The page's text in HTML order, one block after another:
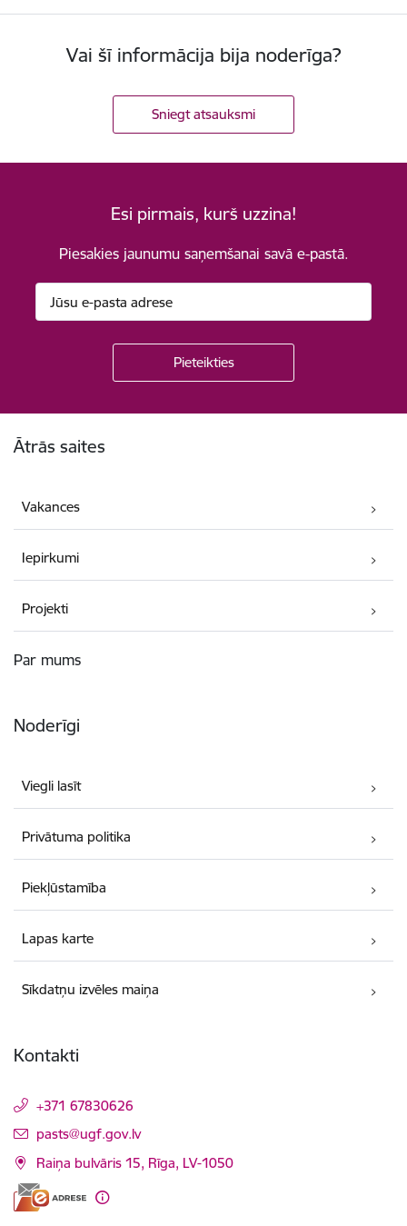
Vai šī informācija bija noderīga?
Sniegt atsauksmi
Esi pirmais, kurš uzzina!
Piesakies jaunumu saņemšanai savā e-pastā.
Ātrās saites
Vakances
Iepirkumi
Projekti
Par mums
Noderīgi
Viegli lasīt
Privātuma politika
Piekļūstamība
Lapas karte
Sīkdatņu izvēles maiņa
Kontakti
+371 67830626
E-pasts:
pasts@ugf.gov.lv
Raiņa bulvāris 15, Rīga, LV-1050